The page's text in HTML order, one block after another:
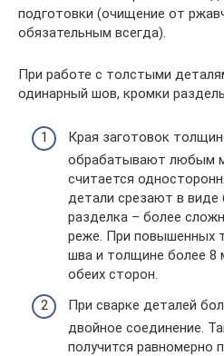
подготовки (очищение от
обязательным всегда).
При работе с толстыми
одинарный шов, кромки
Края заготовок
обрабатывают любым
считается
детали срезают в виде
разделка – более
реже. При повышенных
шва и толщине более
обеих сторон.
При сварке деталей
двойное соединение.
получится равномерно